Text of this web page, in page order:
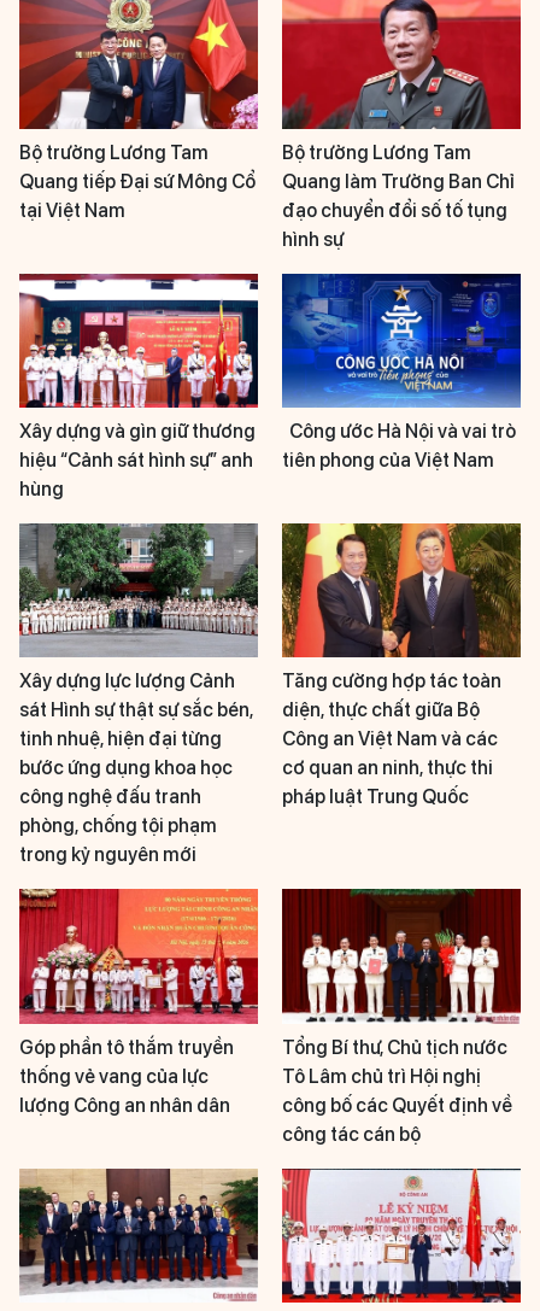
Bộ trưởng Lương Tam
Quang tiếp Đại sứ Mông Cổ
tại Việt Nam
Bộ trưởng Lương Tam
Quang làm Trưởng Ban Chỉ
đạo chuyển đổi số tố tụng
hình sự
Xây dựng và gìn giữ thương
hiệu “Cảnh sát hình sự” anh
hùng
Công ước Hà Nội và vai trò
tiên phong của Việt Nam
Xây dựng lực lượng Cảnh
sát Hình sự thật sự sắc bén,
tinh nhuệ, hiện đại từng
bước ứng dụng khoa học
công nghệ đấu tranh
phòng, chống tội phạm
trong kỷ nguyên mới
Tăng cường hợp tác toàn
diện, thực chất giữa Bộ
Công an Việt Nam và các
cơ quan an ninh, thực thi
pháp luật Trung Quốc
Góp phần tô thắm truyền
thống vẻ vang của lực
lượng Công an nhân dân
Tổng Bí thư, Chủ tịch nước
Tô Lâm chủ trì Hội nghị
công bố các Quyết định về
công tác cán bộ